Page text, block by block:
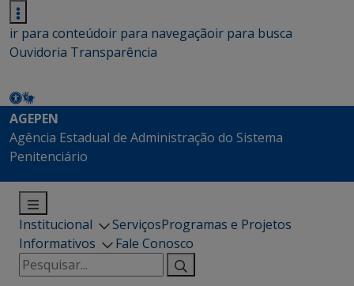
ir para conteúdoir para navegaçãoir para busca
Ouvidoria Transparência
AGEPEN
Agência Estadual de Administração do Sistema
Penitenciário
Institucional ServiçosProgramas e Projetos
Informativos
Fale Conosco
Pesquisar
por: